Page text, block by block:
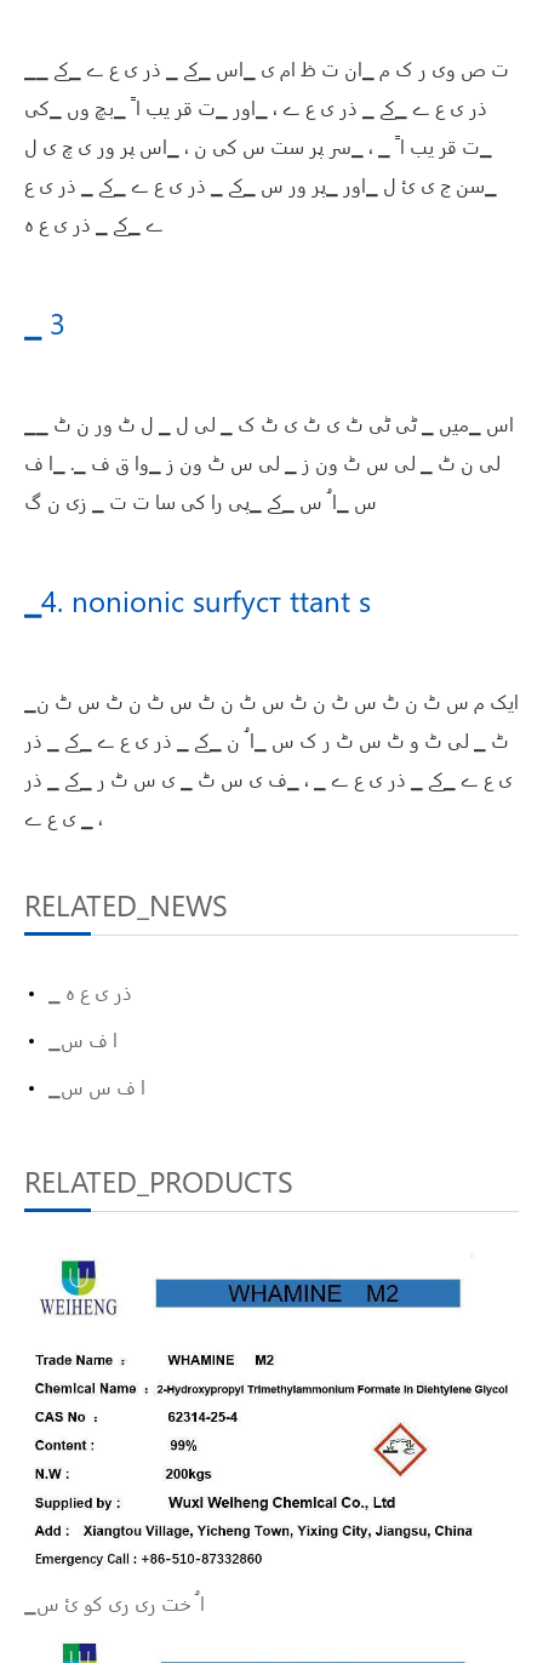
ذر ی ع ے ▁کے ▁ ذر ی ع ے ، ▁اور ▁ت قر یب ا ً ▁بچ وں ▁کی
▁ت قر یب ا ً ▁ ، ▁سر پر ست س کی ن ، ▁اس پر ور ی چ ی ل
▁سن ج ی ئ ل ▁اور ▁پر ور س ▁کے ▁ ذر ی ع ے ▁کے ▁ ذر ی ع
ے ▁کے ▁ ذر ی ع ہ
▁ 3
لی ن ٹ ▁ لی س ٹ ون ز ▁ لی س ٹ ون ز ▁وا ق ف ▁. ▁ا ف
س ▁ا ُ س ▁کے ▁پی را کی سا ت ت ▁ زی ن گ
▁4. nonionic surfуст ttant s
ٹ ▁ لی ٹ و ٹ س ٹ ر ک س ▁ا ُ ن ▁کے ▁ ذر ی ع ے ▁کے ▁ ذر
ی ع ے ▁کے ▁ ذر ی ع ے ▁ ، ▁ف ی س ٹ ▁ ی س ٹ ر ▁کے ▁ ذر
ی ع ے ▁ ،
RELATED_NEWS
▁ ذر ی ع ہ
▁ا ف س
▁ا ف س س
RELATED_PRODUCTS
▁ا ُ خت ری ری کو ئ س